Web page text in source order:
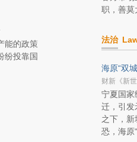
能的政策
纷投靠国
职，善莫
法治
海原“双
财新《新
宁夏国家
迁，引发
之下，
恐，海原